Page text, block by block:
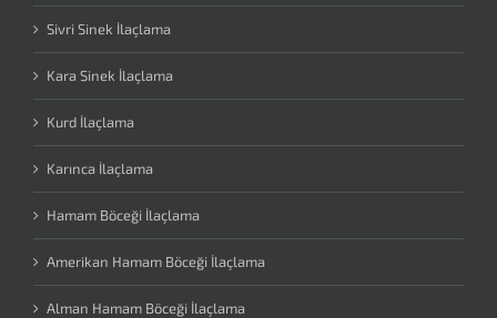
Sivri Sinek İlaçlama
Kara Sinek İlaçlama
Kurd İlaçlama
Karınca İlaçlama
Hamam Böceği İlaçlama
Amerikan Hamam Böceği İlaçlama
Alman Hamam Böceği İlaçlama